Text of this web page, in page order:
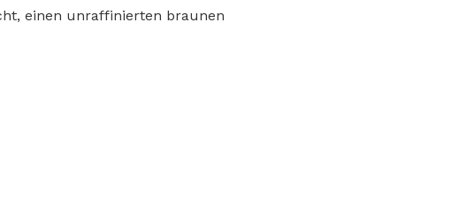
einen unraffinierten braunen